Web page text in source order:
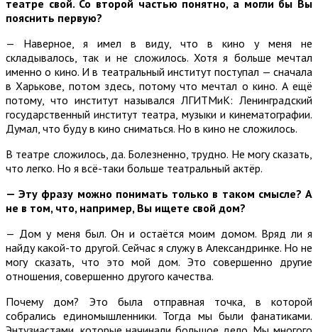
театре свой. Со второй частью понятно, а могли бы Вы
пояснить первую?
— Наверное, я имел в виду, что в кино у меня не
складывалось, так и не сложилось. Хотя я больше мечтал
именно о кино. И в театральный институт поступал — сначала
в Харькове, потом здесь, потому что мечтал о кино. А ещё
потому, что институт назывался ЛГИТМиК: Ленинградский
государственный институт театра, музыки и кинематографии.
Думал, что буду в кино сниматься. Но в кино не сложилось.
В театре сложилось, да. Болезненно, трудно. Не могу сказать,
что легко. Но я всё-таки больше театральный актёр.
— Эту фразу можно понимать только в таком смысле? А
не в том, что, например, Вы ищете свой дом?
— Дом у меня был. Он и остаётся моим домом. Вряд ли я
найду какой-то другой. Сейчас я служу в Александринке. Но не
могу сказать, что это мой дом. Это совершенно другие
отношения, совершенно другого качества.
Почему дом? Это была отправная точка, в которой
собрались единомышленники. Тогда мы были фанатиками.